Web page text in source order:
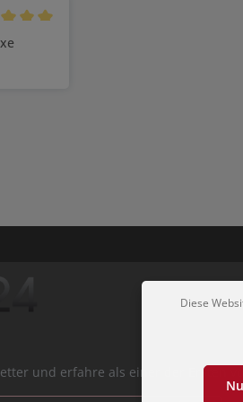
Bewertung von 5 von 5
und erfahre als einer der Ersten
Diese